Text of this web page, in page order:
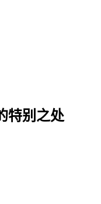
特别之处